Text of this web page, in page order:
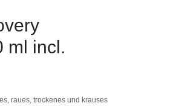
ml incl.
raues, trockenes und krauses